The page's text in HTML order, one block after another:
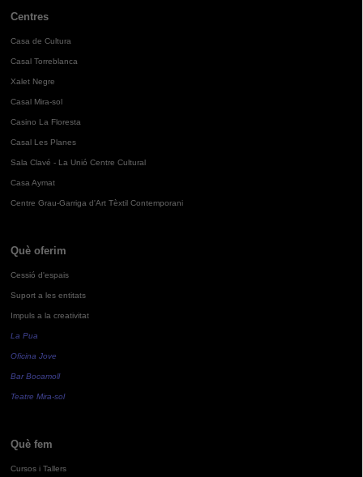
Centres
Casa de Cultura
Casal Torreblanca
Xalet Negre
Casal Mira-sol
Casino La Floresta
Casal Les Planes
Sala Clavé - La Unió Centre Cultural
Casa Aymat
Centre Grau-Garriga d'Art Tèxtil Contemporani
Què oferim
Cessió d'espais
Suport a les entitats
Impuls a la creativitat
La Pua
Oficina Jove
Bar Bocamoll
Teatre Mira-sol
Què fem
Cursos i Tallers